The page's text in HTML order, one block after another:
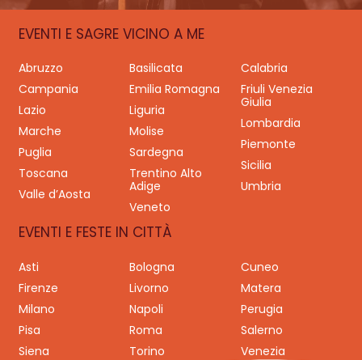
EVENTI E SAGRE VICINO A ME
Abruzzo Basilicata
Calabria
Campania
Emilia Romagna
Friuli Venezia
Giulia
Lazio
Liguria
Lombardia
Marche
Molise
Piemonte
Puglia
Sardegna
Sicilia
Toscana
Trentino Alto
Adige
Umbria
Valle d’Aosta
Veneto
EVENTI E FESTE IN CITTÀ
Asti Bologna
Cuneo
Firenze
Livorno
Matera
Milano
Napoli
Perugia
Pisa
Roma
Salerno
Siena
Torino Venezia